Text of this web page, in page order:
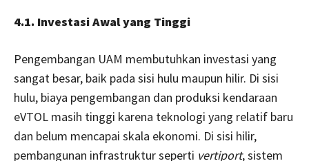
4.1. Investasi Awal yang Tinggi
Pengembangan UAM membutuhkan investasi yang
sangat besar, baik pada sisi hulu maupun hilir. Di sisi
hulu, biaya pengembangan dan produksi kendaraan
eVTOL masih tinggi karena teknologi yang relatif baru
dan belum mencapai skala ekonomi. Di sisi hilir,
pembangunan infrastruktur seperti vertiport, sistem